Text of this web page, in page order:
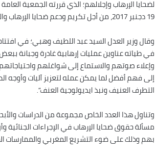
19 دجنبر 2017، من أجل تكريم ودعم ضحايا الإرهاب والناجين منه وتعزيز حماية تمتعهم الكامل بحقوقهم الاساسية.
وقال وزير العدل السيد عبد اللطيف وهبي؛ في
في طياته عناوين عمليات إرهابية غادرة وجبانة
وإعلاء صوتهم والاستماع إلى شواغلهم
إلى فهم أفضل لما يمكن عمله لتعزيز اَليات
التطرف العنيف ونبذ ايديولوجية العنف”.
وتناول هذا العدد الخاص مجموعة من الدراسات
مسألة حقوق ضحايا الإرهاب في الإجراءات الجنائية
بهم وذلك على ضوء التشريع المغربي والممارسات